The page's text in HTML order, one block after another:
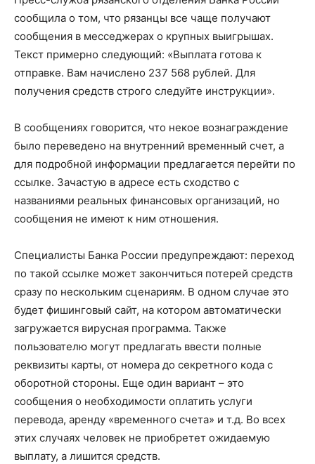
сообщила о том, что рязанцы все чаще получают
сообщения в месседжерах о крупных выигрышах.
Текст примерно следующий: «Выплата готова к
отправке. Вам начислено 237 568 рублей. Для
получения средств строго следуйте инструкции».
В сообщениях говорится, что некое вознаграждение
было переведено на внутренний временный счет, а
для подробной информации предлагается перейти по
ссылке. Зачастую в адресе есть сходство с
названиями реальных финансовых организаций, но
сообщения не имеют к ним отношения.
Специалисты Банка России предупреждают: переход
по такой ссылке может закончиться потерей средств
сразу по нескольким сценариям. В одном случае это
будет фишинговый сайт, на котором автоматически
загружается вирусная программа. Также
пользователю могут предлагать ввести полные
реквизиты карты, от номера до секретного кода с
оборотной стороны. Еще один вариант – это
сообщения о необходимости оплатить услуги
перевода, аренду «временного счета» и т.д. Во всех
этих случаях человек не приобретет ожидаемую
выплату, а лишится средств.